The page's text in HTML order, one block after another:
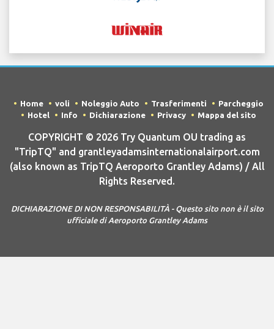
Home voli Noleggio Auto Trasferimenti
Parcheggio
Hotel
Info Dichiarazione Privacy Mappa del sito
COPYRIGHT © 2026 Try Quantum OU trading as
"TripTQ" and grantleyadamsinternationalairport.com
(also known as TripTQ Aeroporto Grantley Adams) / All
Rights Reserved.
DICHIARAZIONE DI NON RESPONSABILITÀ - Questo sito non è il sito
ufficiale di Aeroporto Grantley Adams